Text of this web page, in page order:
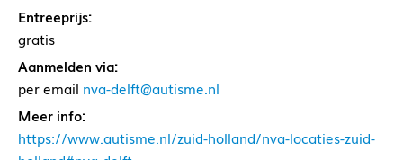
Entreeprijs:
gratis
Aanmelden via:
per email nva-delft@autisme.nl
Meer info:
https://www.autisme.nl/zuid-holland/nva-locaties-zuid-